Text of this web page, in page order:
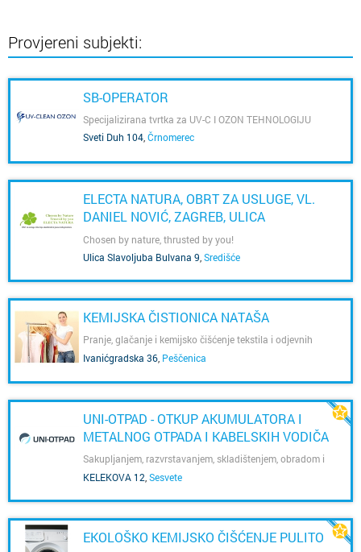
Provjereni subjekti:
SB-OPERATOR
Specijalizirana tvrtka za UV-C I OZON TEHNOLOGIJU
Sveti Duh 104 Črnomerec
ELECTA NATURA, OBRT ZA USLUGE, VL.
DANIEL NOVIĆ, ZAGREB, ULICA
SLAVOLJUBA BULVANA 9
Chosen by nature, thrusted by you!
Ulica Slavoljuba Bulvana 9 Središće
KEMIJSKA ČISTIONICA NATAŠA
Pranje, glačanje i kemijsko čišćenje tekstila i odjevnih
predmeta
Ivanićgradska 36 Peščenica
UNI-OTPAD - OTKUP AKUMULATORA I
METALNOG OTPADA I KABELSKIH VODIČA
Sakupljanjem, razvrstavanjem, skladištenjem, obradom i
uporabom otpada postajemo dobri prijatelji našoj Zemlji.
Čuvajmo je za nas i za djecu koja će se tek roditi!
KELEKOVA 12 Sesvete
EKOLOŠKO KEMIJSKO ČIŠĆENJE PULITO